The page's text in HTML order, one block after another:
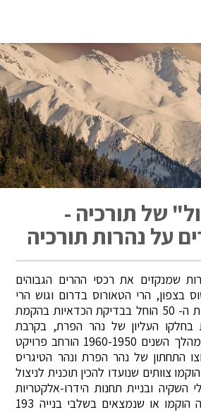
של תורכיה -
על נהרות תורכיה
שמנקזים את רכסי ההרים הגבוהים
בצפון, הרי הטאורוס בדרום וגוש הרי
ארמניה במזרח). בשנות ה- 50 הוחל בבדיקת הכדאיות בהקמת
בחלקו העליון של נהר הפרת, בקרבת
העיר קבן (Keban). במהלך השנים 1960-1950 הורחב פרויקט
התחתון של נהר הפרת ונהר הטיגריס
צוותים שנועדו להכין תוכנית לניצול
השקיה ובניית תחנות הידרו-אלקטריות
להפקת חשמל. עד כה הוקמו או שנמצאים בשלבי בנייה 193